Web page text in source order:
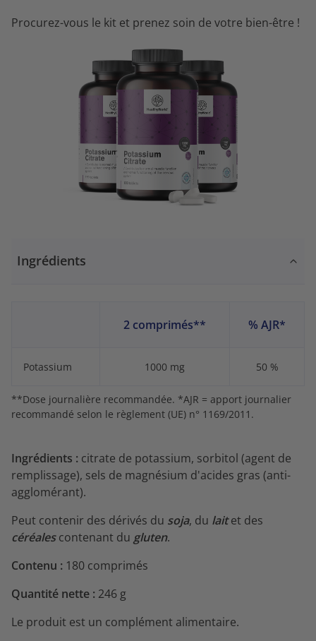
Procurez-vous le kit et prenez soin de votre bien-être !
Ingrédients
2 comprimés** % AJR*
Potassium 1000 mg 50 %
**Dose journalière recommandée. *AJR = apport journalier
recommandé selon le règlement (UE) n° 1169/2011.
Ingrédients : citrate de potassium, sorbitol (agent de
remplissage), sels de magnésium d'acides gras (anti-
agglomérant).
Peut contenir des dérivés du soja, du laitet des
céréalescontenant du gluten.
Contenu : 180 comprimés
Quantité nette : 246 g
Le produit est un complément alimentaire.